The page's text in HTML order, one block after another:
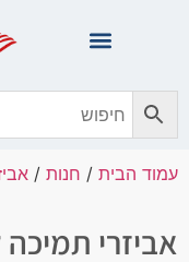
עמוד הבית / חנות /
אביזרי תמיכה